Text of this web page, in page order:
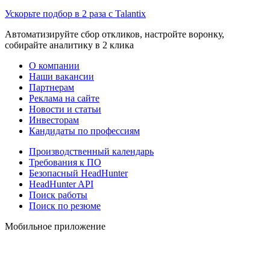
Ускорьте подбор в 2 раза с Talantix
Автоматизируйте сбор откликов, настройте воронку,
собирайте аналитику в 2 клика
О компании
Наши вакансии
Партнерам
Реклама на сайте
Новости и статьи
Инвесторам
Кандидаты по профессиям
Производственный календарь
Требования к ПО
Безопасный HeadHunter
HeadHunter API
Поиск работы
Поиск по резюме
Мобильное приложение